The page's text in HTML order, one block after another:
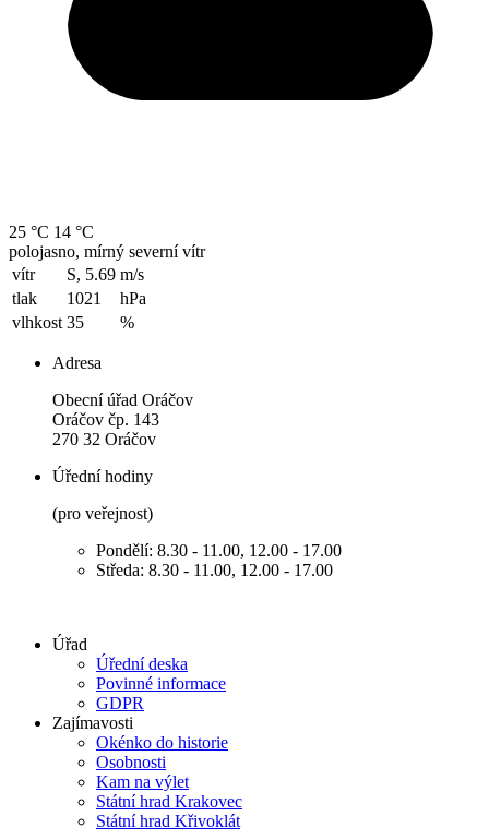
25 °C 14 °C
polojasno, mírný severní vítr
vítr
S, 5.69 m/s
tlak
1021
hPa
vlhkost 35 %
Adresa
Obecní úřad Oráčov
Oráčov čp. 143
270 32 Oráčov
Úřední hodiny
(pro veřejnost)
Pondělí: 8.30 - 11.00, 12.00 - 17.00
Středa: 8.30 - 11.00, 12.00 - 17.00
Úřad
Úřední deska
Povinné informace
GDPR
Zajímavosti
Okénko do historie
Osobnosti
Kam na výlet
Státní hrad Krakovec
Státní hrad Křivoklát